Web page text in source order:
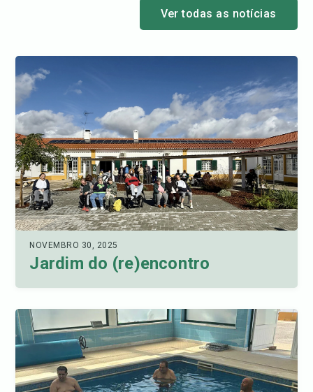
Ver todas as notícias
NOVEMBRO 30, 2025
Jardim do (re)encontro